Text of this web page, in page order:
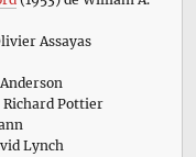
Assayas
Richard Pottier
Lynch